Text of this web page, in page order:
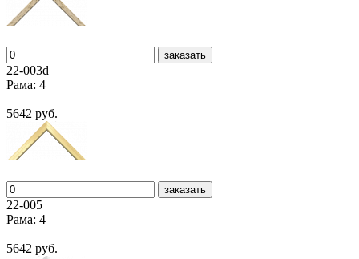
заказать
22-003d
Рама: 4
5642 руб.
заказать
22-005
Рама: 4
5642 руб.